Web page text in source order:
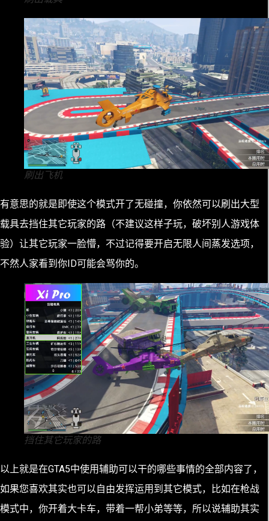
刷出飞机
有意思的就是即使这个模式开了无碰撞，你依然可以刷出大型
载具去挡住其它玩家的路（不建议这样子玩，破坏别人游戏体
验）让其它玩家一脸懵，不过记得要开启无限人间蒸发选项，
不然人家看到你ID可能会骂你的。
挡住其它玩家的路
以上就是在GTA5中使用辅助可以干的哪些事情的全部内容了，
如果您喜欢其实也可以自由发挥运用到其它模式，比如在枪战
模式中，你开着大卡车，带着一帮小弟等等，所以说辅助其实